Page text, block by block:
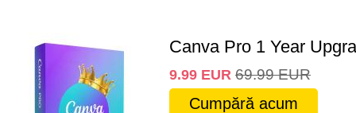
Canva Pro 1 Year
9.99 EUR 69.99 EUR
Cumpără acum